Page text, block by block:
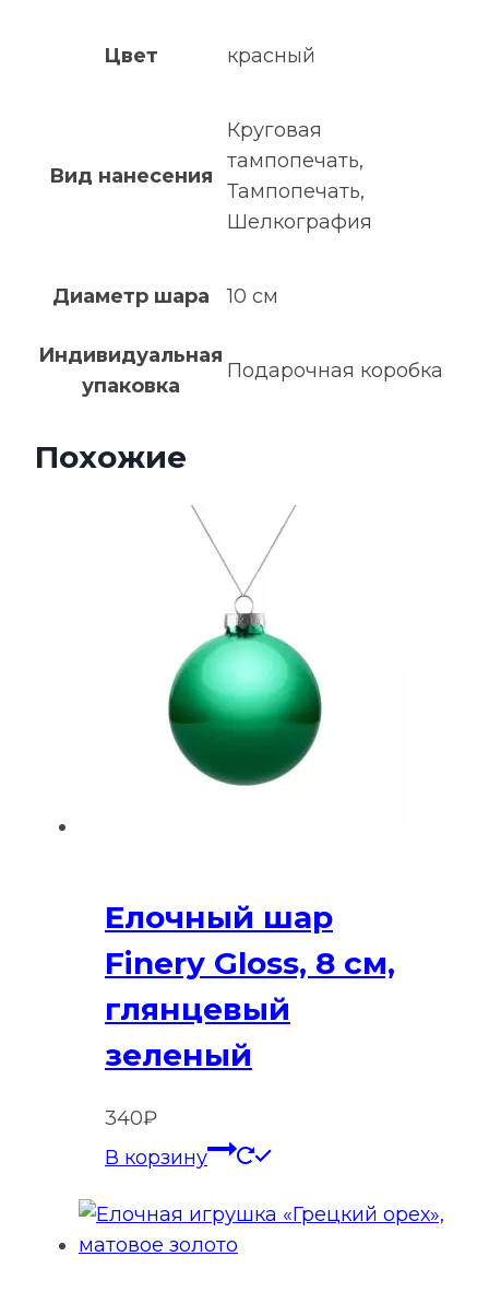
Цвет красный
Вид нанесения
Круговая
тампопечать,
Тампопечать,
Шелкография
Диаметр шара 10 см
Индивидуальная
упаковка
Подарочная коробка
Похожие
Елочный шар
Finery Gloss, 8 см,
глянцевый
зеленый
340₽
В корзину